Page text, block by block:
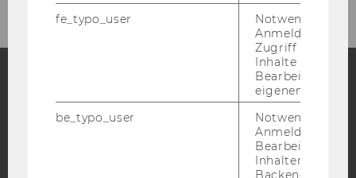
FacebookInstagramBlog
Bluesky
fe_typo_user
Notwendig für
Anmeldung und
Zugriff auf
Inhalte oder zur
Bearbeitung des
eigenen Profils.
be_typo_user
Notwendig für
Anmeldung und
Bearbeitung von
Inhalten im
Backend.